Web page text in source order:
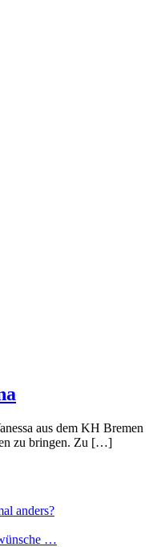
aus dem KH Bremen
zu bringen. Zu […]
anders?
…